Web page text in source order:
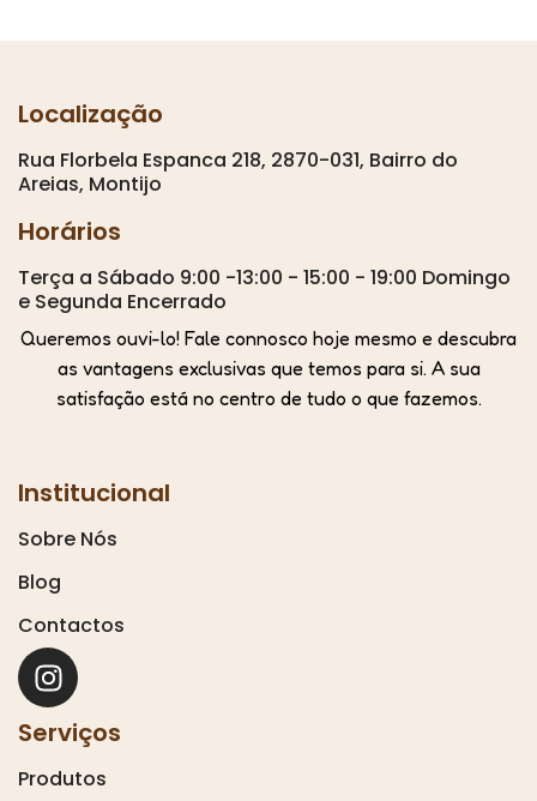
Localização
Rua Florbela Espanca 218, 2870-031, Bairro do
Areias, Montijo
Horários
Terça a Sábado 9:00 -13:00 - 15:00 - 19:00 Domingo
e Segunda Encerrado
Queremos ouvi-lo! Fale connosco hoje mesmo e descubra
as vantagens exclusivas que temos para si. A sua
satisfação está no centro de tudo o que fazemos.
Institucional
Sobre Nós
Blog
Contactos
Serviços
Produtos